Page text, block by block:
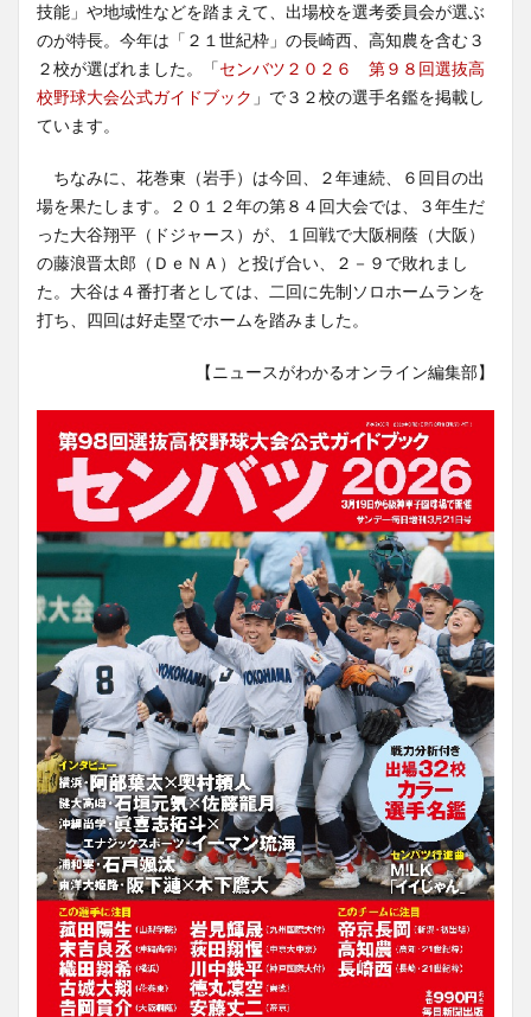
技能」や地域性などを踏まえて、出場校を選考委員会が選ぶ
のが特長。今年は「２１世紀枠」の長崎西、高知農を含む３
２校が選ばれました。「センバツ２０２６ 第９８回選抜高
校野球大会公式ガイドブック 」で３２校の選手名鑑を掲載し
ています。
ちなみに、花巻東（岩手）は今回、２年連続、６回目の出
場を果たします。２０１２年の第８４回大会では、３年生だ
った大谷翔平（ドジャース）が、１回戦で大阪桐蔭（大阪）
の藤浪晋太郎（ＤｅＮＡ）と投げ合い、２－９で敗れまし
た。大谷は４番打者としては、二回に先制ソロホームランを
打ち、四回は好走塁でホームを踏みました。
【ニュースがわかるオンライン編集部】